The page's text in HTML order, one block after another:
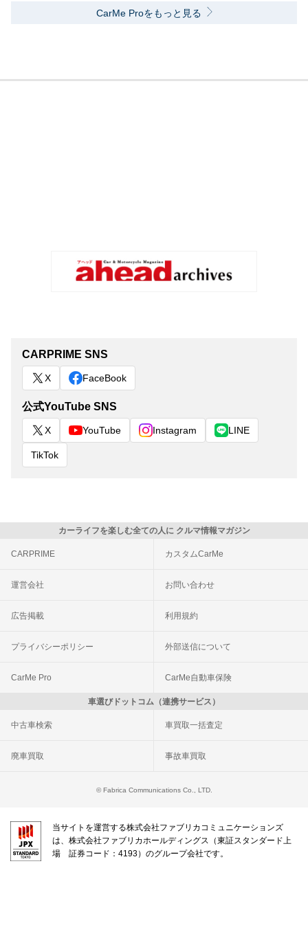
CarMe Proをもっと見る
CARPRIME SNS
X FaceBook
公式YouTube SNS
X YouTube Instagram LINE
TikTok
カーライフを楽しむ全ての人に クルマ情報マガジン
CARPRIME カスタムCarMe
運営会社 お問い合わせ
広告掲載 利用規約
プライバシーポリシー 外部送信について
CarMe Pro CarMe自動車保険
車選びドットコム（連携サービス）
中古車検索 車買取一括査定
廃車買取 事故車買取
© Fabrica Communications Co., LTD.
当サイトを運営する株式会社ファブリカコミュニケーションズ
は、株式会社ファブリカホールディングス（東証スタンダード上
場 証券コード：4193）のグループ会社です。